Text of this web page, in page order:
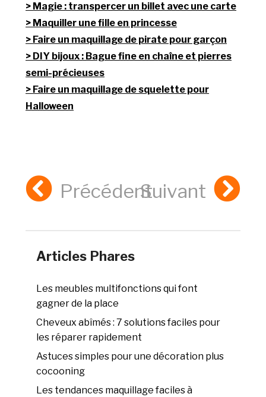
Magie : transpercer un billet avec une carte
Maquiller une fille en princesse
Faire un maquillage de pirate pour garçon
DIY bijoux : Bague fine en chaîne et pierres
semi-précieuses
Faire un maquillage de squelette pour
Halloween
PrécédentSuivant
Articles Phares
Les meubles multifonctions qui font
gagner de la place
Cheveux abîmés : 7 solutions faciles pour
les réparer rapidement
Astuces simples pour une décoration plus
cocooning
Les tendances maquillage faciles à